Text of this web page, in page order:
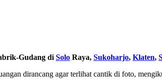
Gudang di Solo Raya, Sukoharjo, Klaten,
dirancang agar terlihat cantik di foto,